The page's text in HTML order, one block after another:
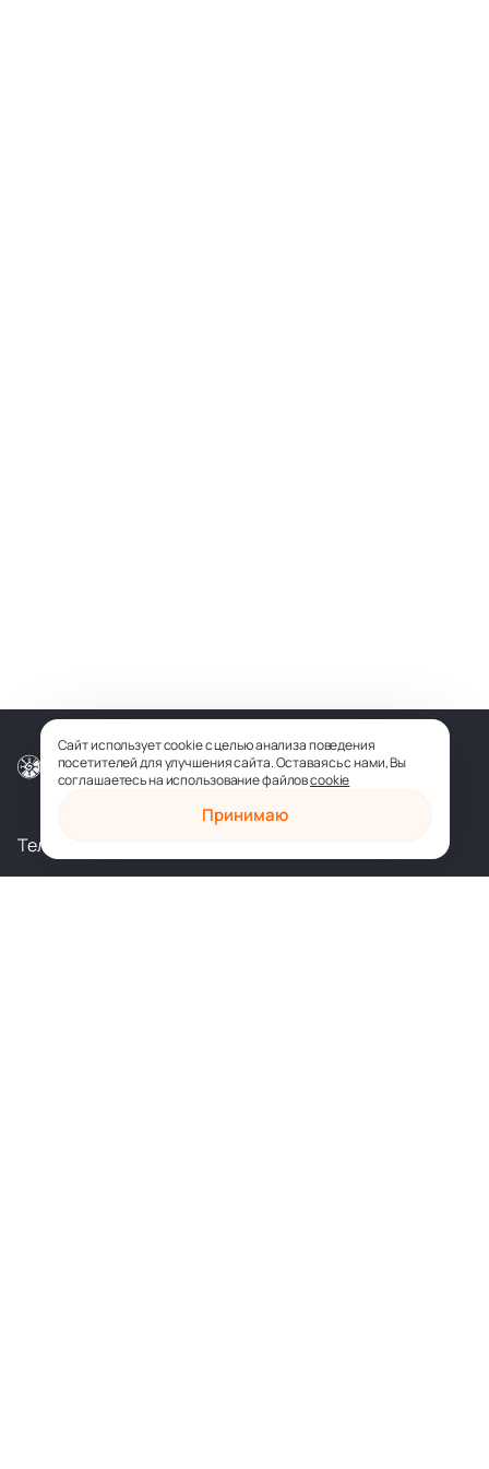
© ООО «СОФИЯ-МЕДИА», 2026
Телеграм Вконтакте
Сайт использует cookie с целью анализа поведения
посетителей для улучшения сайта. Оставаясь с нами, Вы
соглашаетесь на использование файловcookie
Принимаю